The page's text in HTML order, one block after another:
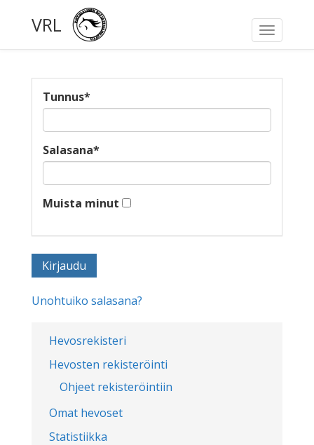
Toggle
VRL
Hevosrekisteri
Hevosten rekisteröinti
Ohjeet rekisteröintiin
Omat hevoset
Statistiikka
Tunnus*
Salasana*
Muista minut
Unohtuiko salasana?